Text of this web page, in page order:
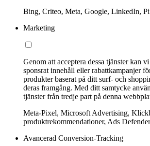
Bing, Criteo, Meta, Google, LinkedIn,
Marketing
Genom att acceptera dessa tjänster kan
sponsrat innehåll eller rabattkampanjer
produkter baserat på ditt surf- och
deras framgång. Med ditt samtycke
tjänster från tredje part på denna
Meta-Pixel, Microsoft Advertising,
produktrekommendationer, Ads Defender
Avancerad Conversion-Tracking